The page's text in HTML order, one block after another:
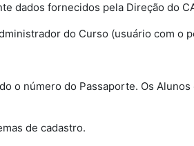
dados fornecidos pela Direção do
do Curso (usuário com o
o número do Passaporte. Os
de cadastro.